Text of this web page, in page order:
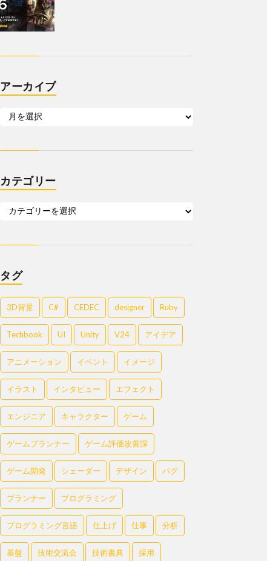
アーカイブ
カテゴリー
タグ
3D背景 C# CEDEC designer Ruby
Techbook UI Unity V24 アイデア
アニメーション イベント イメージ
イラスト インタビュー エフェクト
エンジニア キャラクター ゲーム
ゲームプランナー ゲーム評価改善課
ゲーム開発 シェーダー デザイン バグ
プランナー プログラミング
プログラミング言語 仕上げ 仕事 分析
基盤 技術交流会 技術書典 採用